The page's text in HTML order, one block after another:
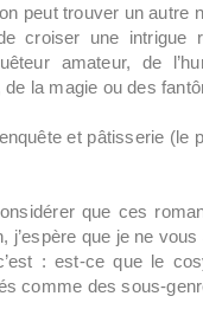
peut trouver un autre
croiser une intrigue
amateur, de
la magie ou des
et pâtisserie (le
que ces
j’espère que je ne
: est-ce que le
comme des sous-